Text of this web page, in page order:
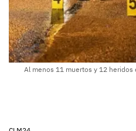
Al menos 11 muertos y 12